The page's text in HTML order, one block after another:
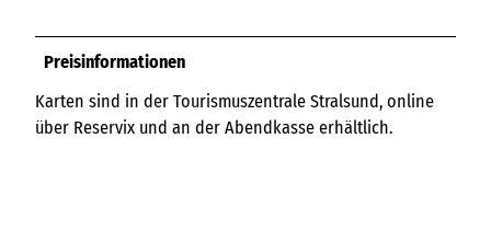
Preisinformationen
Karten sind in der Tourismuszentrale Stralsund, online
über Reservix und an der Abendkasse erhältlich.